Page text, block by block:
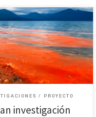
es liderado por científico de
de la U. de Concepción.
considera modelaciones
físicos y biogeoquímicos
en la generación de
oceánicos y floraciones […]
PROYECTO
investigación